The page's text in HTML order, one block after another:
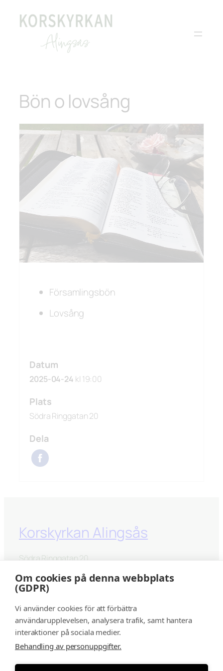
Bön o lovsång
Församlingsbön
Lovsång
Datum
2025-04-24 kl 19:00
Plats
Södra Ringgatan 20
Dela
Korskyrkan Alingsås
Södra Ringgatan 20
kontakt@korskyrkanalingsås.se
Facebook Instagram YouTube
Om cookies på denna webbplats
(GDPR)
Vi använder cookies för att förbättra
användarupplevelsen, analysera trafik, samt hantera
interaktioner på sociala medier.
Behandling av personuppgifter.